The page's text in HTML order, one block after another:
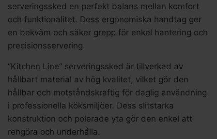
serveringssked en perfekt balans mellan komfort
och funktionalitet. Dess ergonomiska handtag ger
en bekväm och säker grepp för enkel hantering och
precisionsservering.
”Kitchen Line” serveringssked är tillverkad av
hållbart material av hög kvalitet, vilket gör den
hållbar och motståndskraftig för daglig användning
i professionella köksmiljöer. Dess slitstarka
konstruktion och polerade yta gör den enkel att
rengöra och underhålla.